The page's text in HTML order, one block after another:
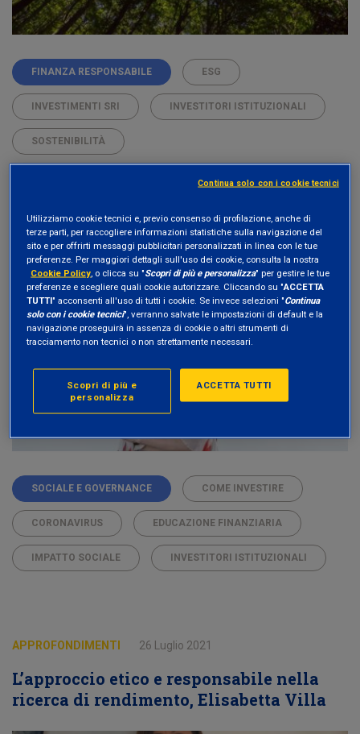
FINANZA RESPONSABILE ESG
INVESTIMENTI SRI INVESTITORI ISTITUZIONALI
SOSTENIBILITÀ
APPROFONDIMENTI 22 Settembre 2021
Finanza etica: l’importanza della
diversità e inclusione
SOCIALE E GOVERNANCE COME INVESTIRE
CORONAVIRUS EDUCAZIONE FINANZIARIA
IMPATTO SOCIALE INVESTITORI ISTITUZIONALI
APPROFONDIMENTI 26 Luglio 2021
L’approccio etico e responsabile nella
ricerca di rendimento, Elisabetta Villa
Utilizziamo cookie tecnici e, previo consenso di profilazione, anche di
terze parti, per raccogliere informazioni statistiche sulla navigazione del
sito e per offrirti messaggi pubblicitari personalizzati in linea con le tue
preferenze. Per maggiori dettagli sull'uso dei cookie, consulta la nostra
Cookie Policy , o clicca su "Scopri di più e personalizza" per gestire le tue
preferenze e scegliere quali cookie autorizzare. Cliccando su "ACCETTA
TUTTI" acconsenti all'uso di tutti i cookie. Se invece selezioni "Continua
solo con i cookie tecnici", verranno salvate le impostazioni di default e la
navigazione proseguirà in assenza di cookie o altri strumenti di
tracciamento non tecnici o non strettamente necessari.
ACCETTA TUTTI
Scopri di più e
personalizza
Continua solo con i cookie tecnici